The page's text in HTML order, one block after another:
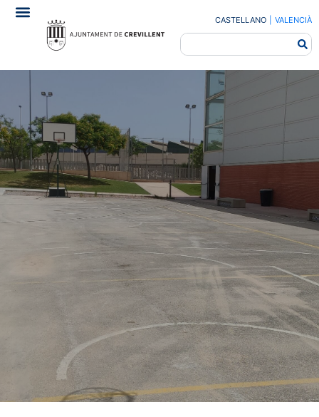
CASTELLANO VALENCIÀ